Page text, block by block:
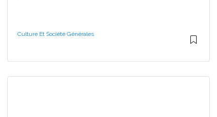
Culture Et Société Générales